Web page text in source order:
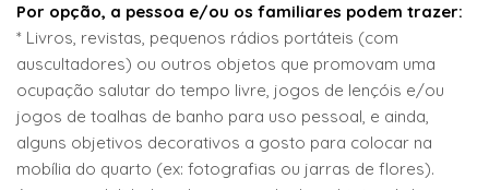
Por opção, a pessoa e/ou os familiares podem trazer:
* Livros, revistas, pequenos rádios portáteis (com
auscultadores) ou outros objetos que promovam uma
ocupação salutar do tempo livre, jogos de lençóis e/ou
jogos de toalhas de banho para uso pessoal, e ainda,
alguns objetivos decorativos a gosto para colocar na
mobília do quarto (ex: fotografias ou jarras de flores).